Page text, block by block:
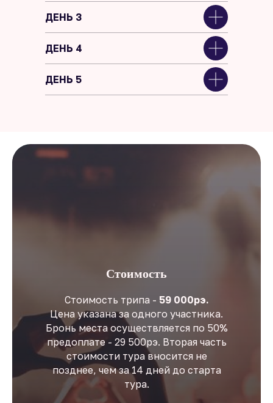
ДЕНЬ 3
ДЕНЬ 4
ДЕНЬ 5
Стоимость
Стоимость трипа - 59 000рэ.
Цена указана за одного участника.
Бронь места осуществляется по 50%
предоплате - 29 500рэ. Вторая часть
стоимости тура вносится не
позднее, чем за 14 дней до старта
тура.